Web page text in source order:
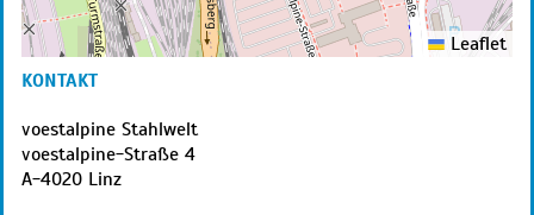
Leaflet
KONTAKT
voestalpine Stahlwelt
voestalpine-Straße 4
A-4020 Linz